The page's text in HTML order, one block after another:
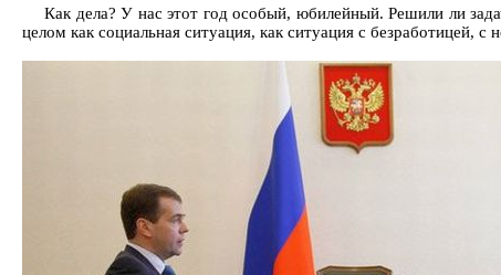
Как дела? У нас этот год особый, юбилейный. Решили ли
целом как социальная ситуация, как ситуация с безработицей,